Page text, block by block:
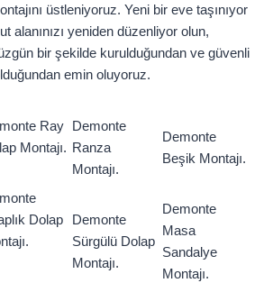
üstleniyoruz. Yeni bir eve taşınıyor
alanınızı yeniden düzenliyor olun,
bir şekilde kurulduğundan ve güvenli
emin oluyoruz.
Ray
Montajı.
Dolap
Demonte
Ranza
Montajı.
Demonte
Sürgülü Dolap
Montajı.
Demonte
Beşik Montajı.
Demonte
Masa
Sandalye
Montajı.